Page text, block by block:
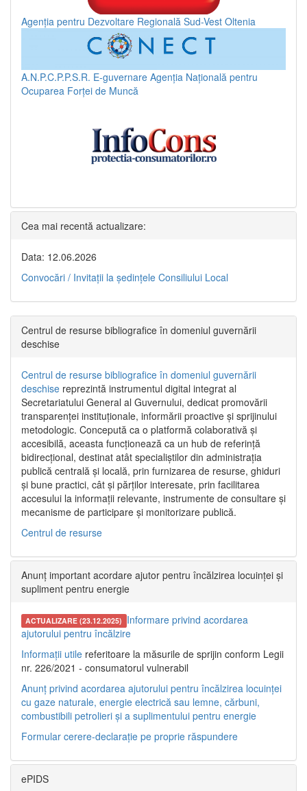
Agenția pentru Dezvoltare Regională Sud-Vest Oltenia
A.N.P.C.P.P.S.R. E-guvernare Agenția Națională pentru
Ocuparea Forței de Muncă
Cea mai recentă actualizare:
Data: 12.06.2026
Convocări / Invitaţii la şedinţele Consiliului Local
Centrul de resurse bibliografice în domeniul guvernării
deschise
Centrul de resurse bibliografice în domeniul guvernării
deschise reprezintă instrumentul digital integrat al
Secretariatului General al Guvernului, dedicat promovării
transparenței instituționale, informării proactive și sprijinului
metodologic. Concepută ca o platformă colaborativă și
accesibilă, aceasta funcționează ca un hub de referință
bidirecțional, destinat atât specialiștilor din administrația
publică centrală și locală, prin furnizarea de resurse, ghiduri
și bune practici, cât și părților interesate, prin facilitarea
accesului la informații relevante, instrumente de consultare și
mecanisme de participare și monitorizare publică.
Centrul de resurse
Anunț important acordare ajutor pentru încălzirea locuinței și
supliment pentru energie
ACTUALIZARE (23.12.2025) Informare privind acordarea
ajutorului pentru încălzire
Informații utile referitoare la măsurile de sprijin conform Legii
nr. 226/2021 - consumatorul vulnerabil
Anunț privind acordarea ajutorului pentru încălzirea locuinței
cu gaze naturale, energie electrică sau lemne, cărbuni,
combustibili petrolieri și a suplimentului pentru energie
Formular cerere-declarație pe proprie răspundere
ePIDS